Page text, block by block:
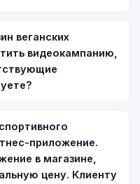
веганских
видеокампанию,
приложение.
в магазине,
цену. Клиенту